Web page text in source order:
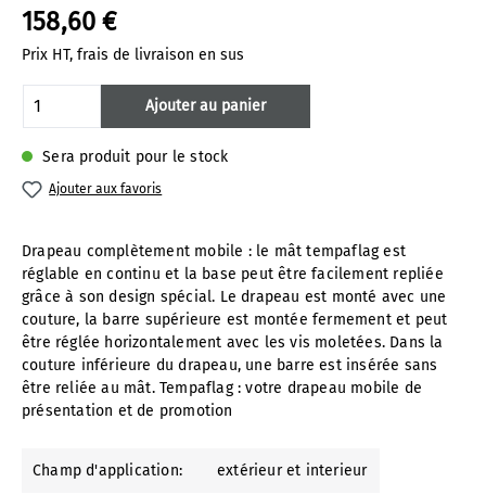
158,60 €
Prix HT, frais de livraison en sus
Sera produit pour le stock
Quantité de produit : Entrez la quantité
Ajouter au panier
Ajouter aux favoris
Drapeau complètement mobile : le mât tempaflag est
réglable en continu et la base peut être facilement repliée
grâce à son design spécial. Le drapeau est monté avec une
couture, la barre supérieure est montée fermement et peut
être réglée horizontalement avec les vis moletées. Dans la
couture inférieure du drapeau, une barre est insérée sans
être reliée au mât. Tempaflag : votre drapeau mobile de
présentation et de promotion
Champ d'application: extérieur et interieur